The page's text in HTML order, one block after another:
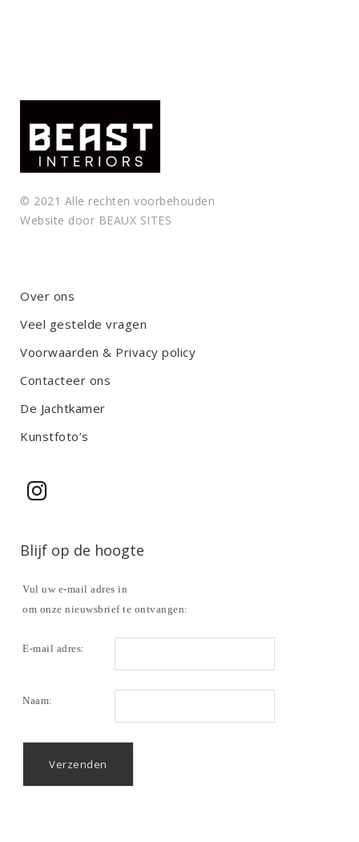
© 2021 Alle rechten voorbehouden
Website door BEAUX SITES
Over ons
Veel gestelde vragen
Voorwaarden & Privacy policy
Contacteer ons
De Jachtkamer
Kunstfoto’s
Blijf op de hoogte
Vul uw e-mail adres in
om onze nieuwsbrief te ontvangen:
E-mail adres:
Naam: